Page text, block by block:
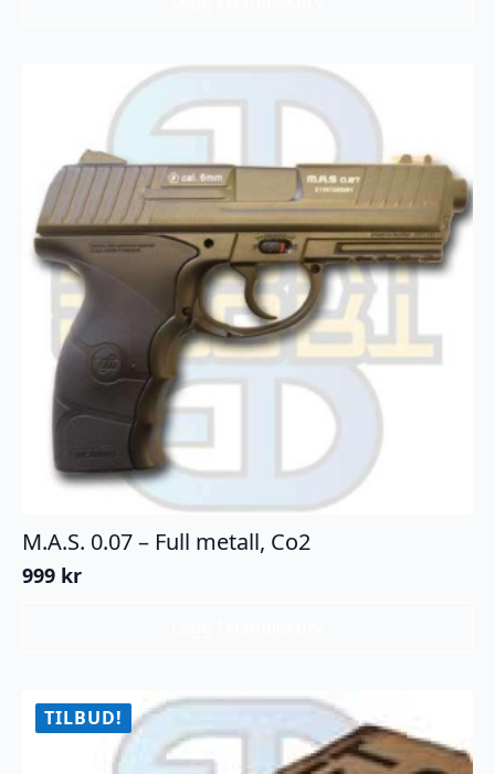
M.A.S. 0.07 – Full metall, Co2
999 kr
TILBUD!